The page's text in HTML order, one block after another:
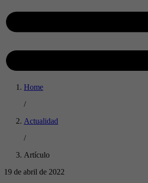
Home
/
Actualidad
/
Artículo
19 de abril de 2022